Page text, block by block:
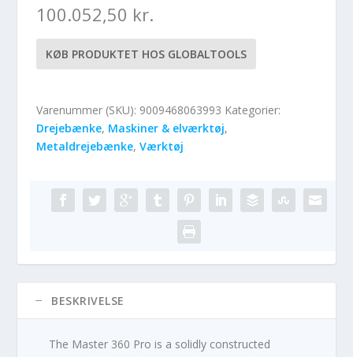
100.052,50 kr.
KØB PRODUKTET HOS GLOBALTOOLS
Varenummer (SKU): 9009468063993 Kategorier:
Drejebænke, Maskiner & elværktøj,
Metaldrejebænke,Værktøj
BESKRIVELSE
The Master 360 Pro is a solidly constructed